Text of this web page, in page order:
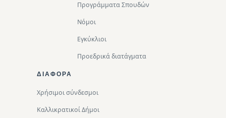
Προγράμματα Σπουδών
Νόμοι
Εγκύκλιοι
Προεδρικά διατάγματα
ΔΙΑΦΟΡΑ
Χρήσιμοι σύνδεσμοι
Καλλικρατικοί Δήμοι